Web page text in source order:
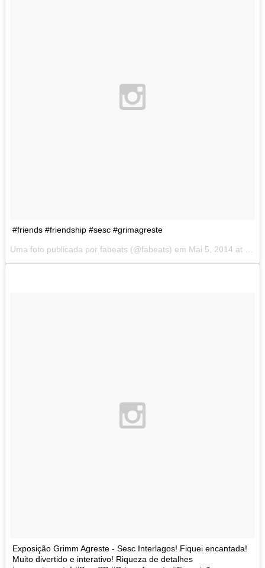
#friends #friendship #sesc #grimagreste
Uma foto publicada por fabeats (@fabeats) em Mai 5, 2014 at 1:59 PDT
Exposição Grimm Agreste - Sesc Interlagos! Fiquei encantada!
Muito divertido e interativo! Riqueza de detalhes